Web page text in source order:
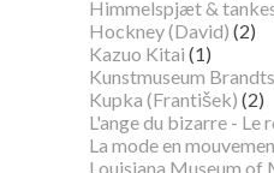
Himmelspjæt &
Hockney (David) (2)
Kazuo Kitai (1)
Kunstmuseum Brandts
Kupka (František) (2)
L'ange du bizarre - Le
La mode en
Louisiana Museum of